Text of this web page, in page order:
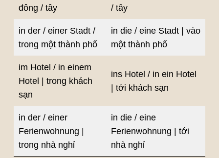
đông / tây
/ tây
in der / einer Stadt /
trong một thành phố
in die / eine Stadt | vào
một thành phố
im Hotel / in einem
Hotel | trong khách
sạn
ins Hotel / in ein Hotel
| tới khách sạn
in der / einer
Ferienwohnung |
trong nhà nghỉ
in die / eine
Ferienwohnung | tới
nhà nghỉ